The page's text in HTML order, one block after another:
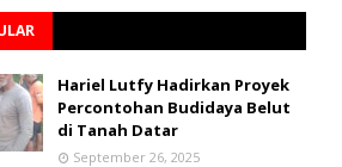
Hariel Lutfy Hadirkan Proyek
Percontohan Budidaya Belut
di Tanah Datar
September 26, 2025